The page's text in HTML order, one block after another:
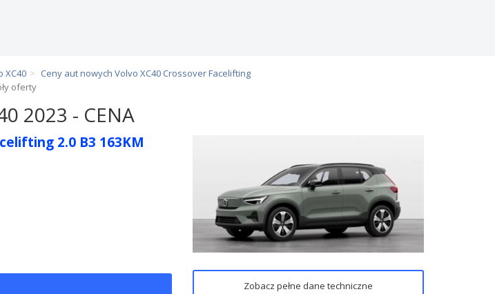
XC40
Ceny aut nowych Volvo XC40 Crossover Facelifting
oferty
2023 - CENA
2.0 B3 163KM
Zobacz pełne dane techniczne